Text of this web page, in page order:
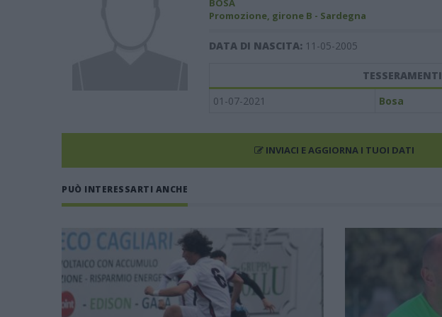
BOSA
Promozione, girone B - Sardegna
DATA DI NASCITA: 11-05-2005
TESSERAMENTI
01-07-2021
Bosa
INVIACI E AGGIORNA I TUOI DATI
PUÒ INTERESSARTI ANCHE